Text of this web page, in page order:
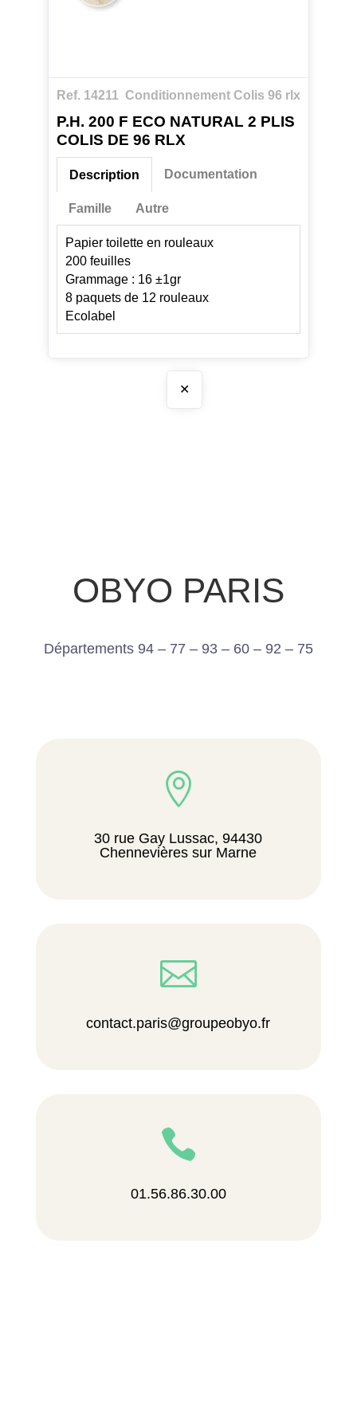
Ref. 14211 Conditionnement Colis 96 rlx
P.H. 200 F ECO NATURAL 2 PLIS
COLIS DE 96 RLX
Description
Papier toilette en rouleaux
200 feuilles
Grammage : 16 ±1gr
8 paquets de 12 rouleaux
Ecolabel
Documentation
Famille Autre
✕
OBYO PARIS
Départements 94 – 77 – 93 – 60 – 92 – 75

30 rue Gay Lussac, 94430
Chennevières sur Marne

contact.paris@groupeobyo.fr

01.56.86.30.00